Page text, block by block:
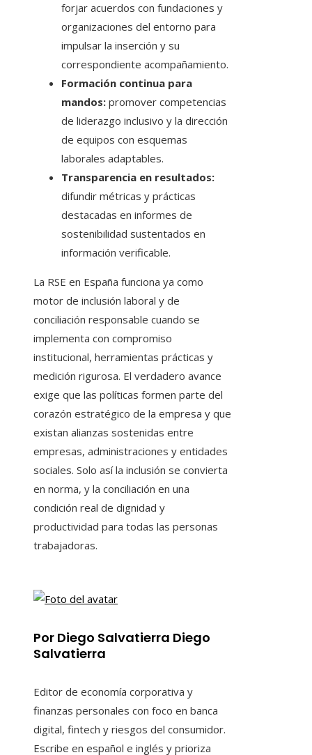
forjar acuerdos con fundaciones y
organizaciones del entorno para
impulsar la inserción y su
correspondiente acompañamiento.
Formación continua para
mandos: promover competencias
de liderazgo inclusivo y la dirección
de equipos con esquemas
laborales adaptables.
Transparencia en resultados:
difundir métricas y prácticas
destacadas en informes de
sostenibilidad sustentados en
información verificable.
La RSE en España funciona ya como
motor de inclusión laboral y de
conciliación responsable cuando se
implementa con compromiso
institucional, herramientas prácticas y
medición rigurosa. El verdadero avance
exige que las políticas formen parte del
corazón estratégico de la empresa y que
existan alianzas sostenidas entre
empresas, administraciones y entidades
sociales. Solo así la inclusión se convierta
en norma, y la conciliación en una
condición real de dignidad y
productividad para todas las personas
trabajadoras.
Por Diego Salvatierra Diego
Salvatierra
Editor de economía corporativa y
finanzas personales con foco en banca
digital, fintech y riesgos del consumidor.
Escribe en español e inglés y prioriza